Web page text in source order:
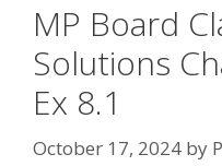
MP Board
Solutions
Ex 8.1
October 17, 2024 by